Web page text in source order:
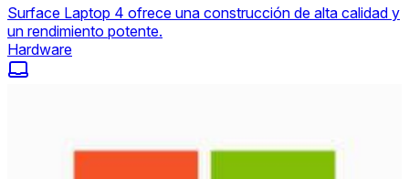
Surface Laptop 4 ofrece una construcción de alta calidad y
un rendimiento potente.
Hardware